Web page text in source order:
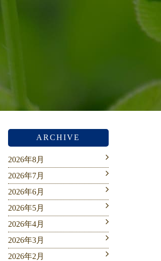
ARCHIVE
2026年8月
2026年7月
2026年6月
2026年5月
2026年4月
2026年3月
2026年2月